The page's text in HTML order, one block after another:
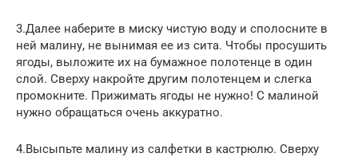
3.Далее наберите в миску чистую воду и сполосните в
ней малину, не вынимая ее из сита. Чтобы просушить
ягоды, выложите их на бумажное полотенце в один
слой. Сверху накройте другим полотенцем и слегка
промокните. Прижимать ягоды не нужно! С малиной
нужно обращаться очень аккуратно.
4.Высыпьте малину из салфетки в кастрюлю. Сверху